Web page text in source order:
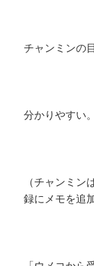
チャンミンの
分かりやすい。
（チャンミ
録にメモを追